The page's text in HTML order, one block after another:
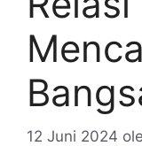
12 Juni 2024